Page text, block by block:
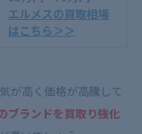
エルメスの買取相場
はこちら＞＞
が高く価格が高騰して
ブランドを買取り強化